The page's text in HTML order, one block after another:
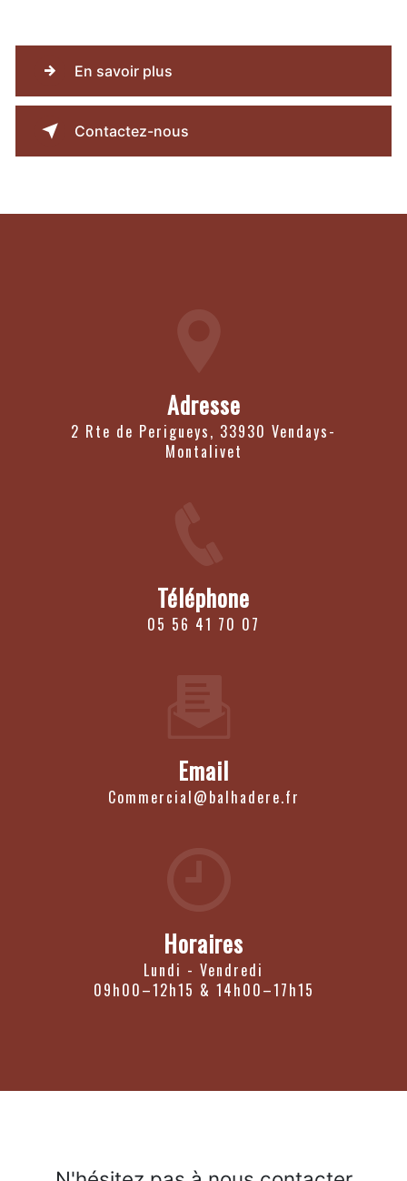
En savoir plus
Contactez-nous
Adresse
2 Rte de Perigueys, 33930 Vendays-
Montalivet
Téléphone
05 56 41 70 07
Email
commercial@balhadere.fr
Horaires
Lundi - Vendredi
09h00–12h15 & 14h00–17h15